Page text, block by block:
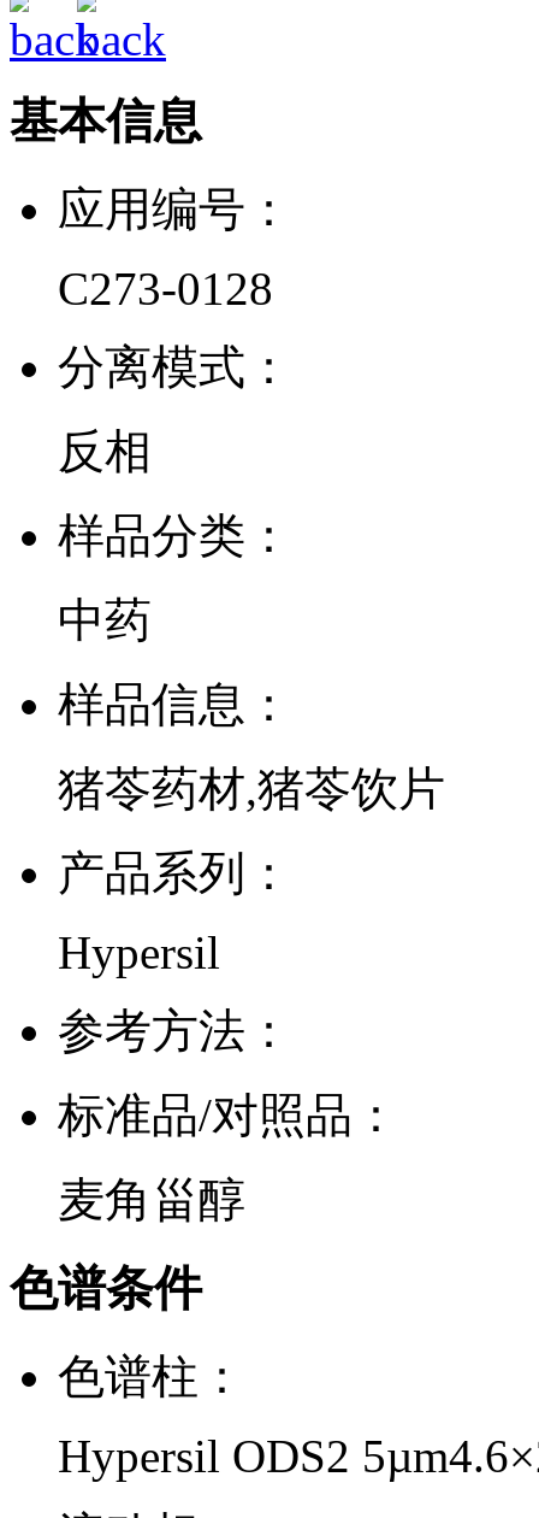
基本信息
应用编号：
C273-0128
分离模式：
反相
样品分类：
中药
样品信息：
猪苓药材,猪苓饮片
产品系列：
Hypersil
参考方法：
标准品/对照品：
麦角甾醇
色谱条件
色谱柱：
Hypersil ODS2